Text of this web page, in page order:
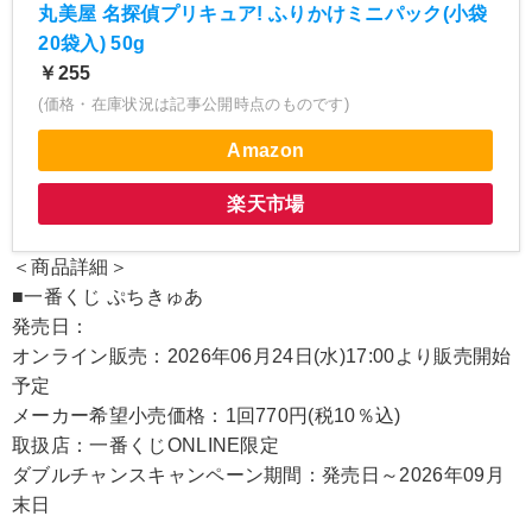
丸美屋 名探偵プリキュア! ふりかけミニパック(小袋
20袋入) 50g
￥255
(価格・在庫状況は記事公開時点のものです)
Amazon
楽天市場
＜商品詳細＞
■一番くじ ぷちきゅあ
発売日：
オンライン販売：2026年06月24日(水)17:00より販売開始
予定
メーカー希望小売価格：1回770円(税10％込)
取扱店：一番くじONLINE限定
ダブルチャンスキャンペーン期間：発売日～2026年09月
末日